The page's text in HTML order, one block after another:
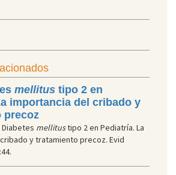
mellitus tipo 2 en
importancia del cribado y
precoz
Diabetes mellitustipo 2 en Pediatría. La
y tratamiento precoz. Evid